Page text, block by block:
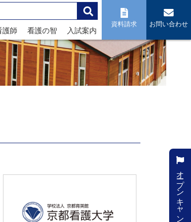
護師 看護の智 入試案内
資料請求 お問い合わせ
オープンキャンパス